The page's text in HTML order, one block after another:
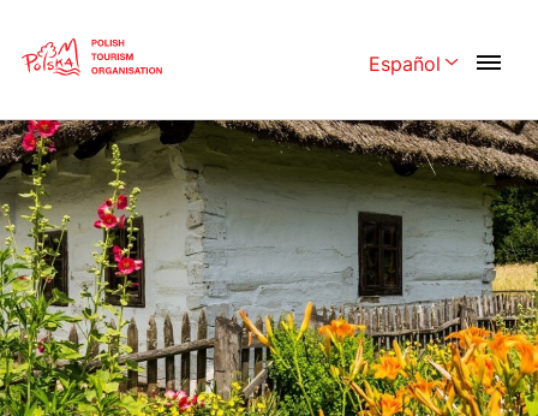
Español
Polski English
Česká 中国
Dansk Deutschland
Español Français
Italiano Magyar
Nederlands 日本語